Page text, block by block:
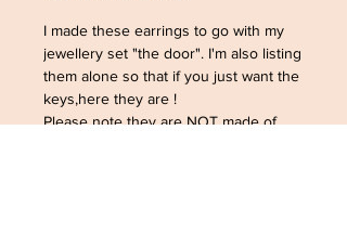
I made these earrings to go with my
jewellery set "the door". I'm also listing
them alone so that if you just want the
keys,here they are !
Please note they are NOT made of